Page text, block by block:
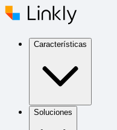
Características
Soluciones